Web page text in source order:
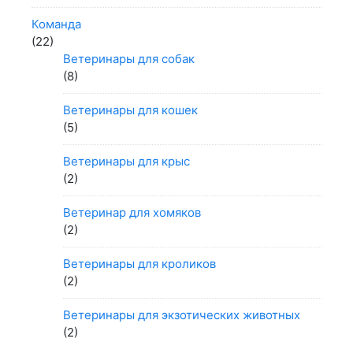
Команда
(22)
Ветеринары для собак
(8)
Ветеринары для кошек
(5)
Ветеринары для крыс
(2)
Ветеринар для хомяков
(2)
Ветеринары для кроликов
(2)
Ветеринары для экзотических животных
(2)